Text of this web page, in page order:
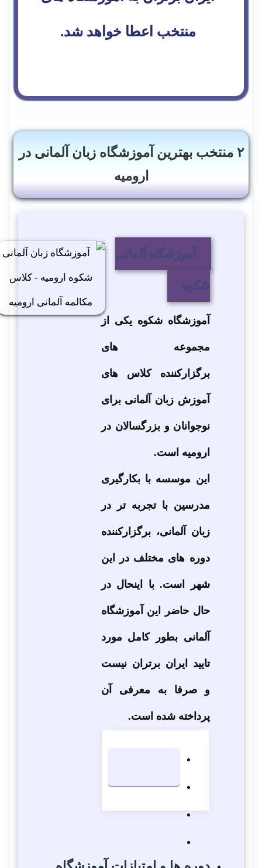
منتخب اعطا خواهد شد.
۲ منتخب بهترین آموزشگاه زبان آلمانی در
ارومیه
آموزشگاه آلمانی
شکوه
آموزشگاه شکوه یکی از
مجموعه های
برگزارکننده کلاس های
آموزش زبان آلمانی برای
نوجوانان و بزرگسالان در
ارومیه است.
این موسسه با بکارگیری
مدرسین با تجربه تر در
زبان آلمانی، برگزارکننده
دوره‌ های مختلف در این
شهر است. با اینحال در
حال حاضر این آموزشگاه
آلمانی بطور کامل مورد
تایید ایران برتران نیست
و صرفا به معرفی آن
پرداخته شده است.